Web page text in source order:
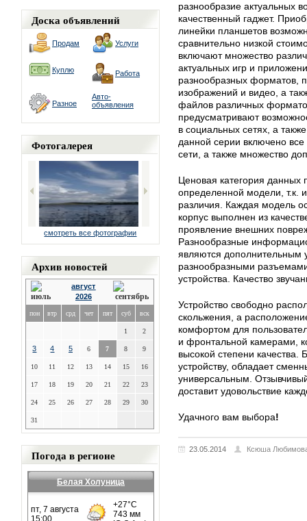
Доска объявлений
Продам Услуги
Куплю Работа
Разное
Авто-
объявления
Фотогалерея
смотреть все фотографии
Архив новостей
август
2026
пон втр срд чет пят суб вск
1 2
3 4 5 6 7 8 9
10 11 12 13 14 15 16
17 18 19 20 21 22 23
24 25 26 27 28 29 30
31
Погода в регионе
Белая Холуница
разнообразие актуальных
качественный гаджет.
линейки планшетов
сравнительно низкой
включают множество
актуальных игр и
разнообразных форматов,
изображений и видео, а
файлов различных
предусматривают
в социальных сетях, а
данной серии включено
сети, а также множество
Ценовая категория данных
определенной модели, т.к.
различия. Каждая модель
корпус выполнен из
проявление внешних
Разнообразные
являются дополнительным
разнообразными
устройства. Качество
Устройство свободно
скольжения, а
комфортом для
и фронтальной камерами,
высокой степени
устройству, обладает
универсальным.
доставит удовольствие
Удачного вам выбора!
23.05.2014 Ксюша